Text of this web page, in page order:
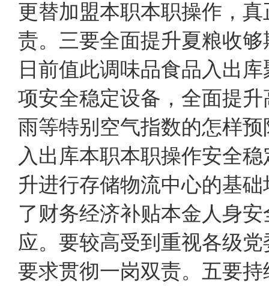
更替加盟本职本职操作，
责。三要全面提升夏粮收
日前值此调味品食品入出
项安全稳定设备，全面提
雨等特别空气指数的怎样
入出库本职本职操作安全
升进行存储物流中心的基
了财务经济补贴本金人身
应。要较高受到重视各级
要求贯彻一岗双责。五要